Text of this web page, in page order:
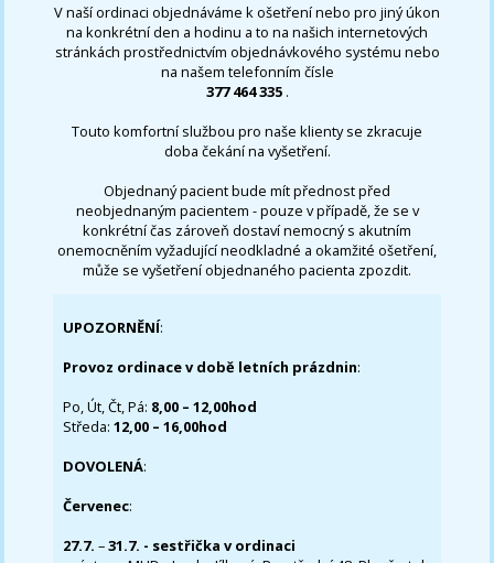
V naší ordinaci objednáváme k ošetření nebo pro jiný úkon
na konkrétní den a hodinu a to na našich internetových
stránkách prostřednictvím objednávkového systému nebo
na našem telefonním čísle
377 464 335 .
Touto komfortní službou pro naše klienty se zkracuje
doba čekání na vyšetření.
Objednaný pacient bude mít přednost před
neobjednaným pacientem - pouze v případě, že se v
konkrétní čas zároveň dostaví nemocný s akutním
onemocněním vyžadující neodkladné a okamžité ošetření,
může se vyšetření objednaného pacienta zpozdit.
UPOZORNĚNÍ:
Provoz ordinace v době letních prázdnin:
Po, Út, Čt, Pá: 8,00 – 12,00hod
Středa:12,00 – 16,00hod
DOVOLENÁ:
Červenec:
27.7.–31.7. - sestřička v ordinaci